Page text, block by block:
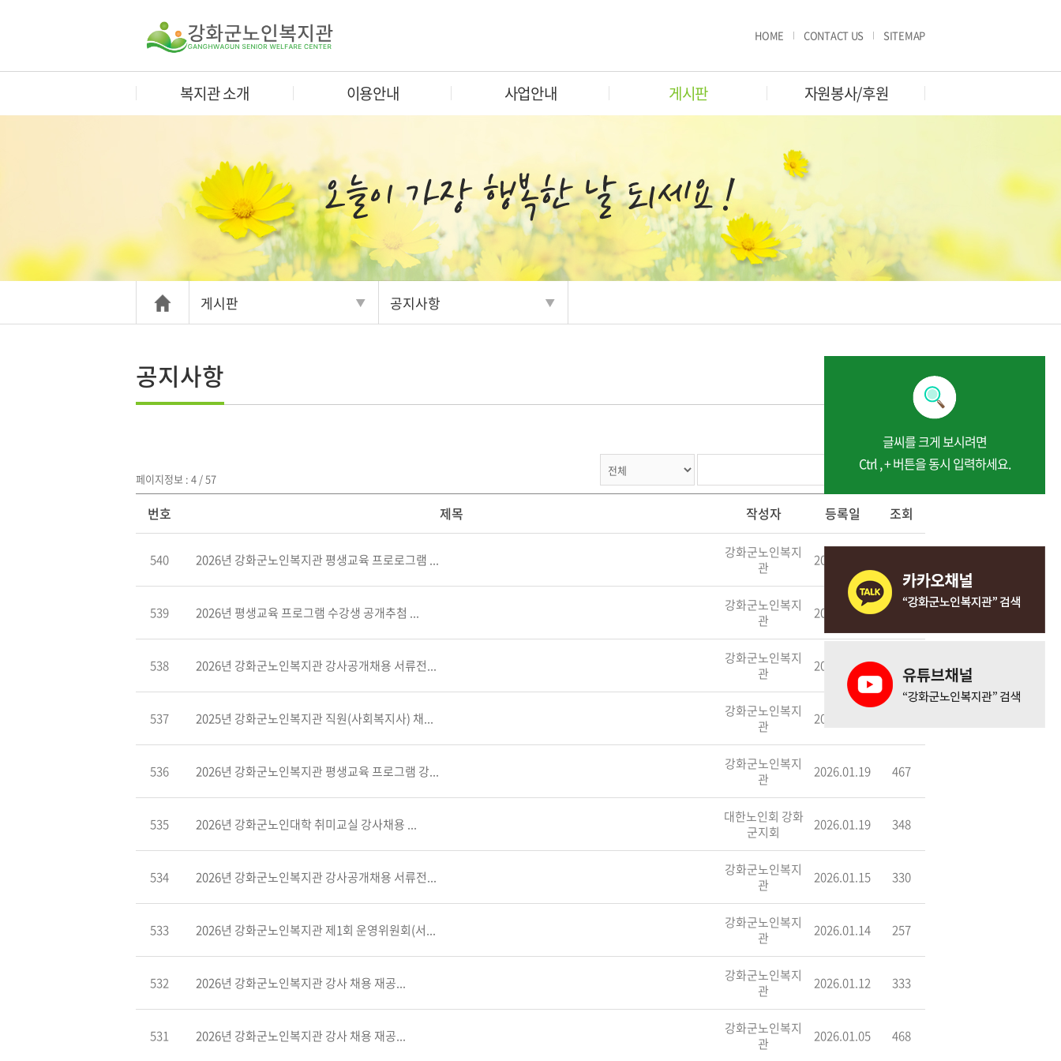
HOME CONTACT US SITEMAP
복지관 소개 이용안내 사업안내 게시판 자원봉사/후원
게시판 공지사항
공지사항
페이지정보 : 4 / 57
검색
번호 제목 작성자 등록일 조회
540 2026년 강화군노인복지관 평생교육 프로로그램 ...
강화군노인복지
관
2026.01.23
539 2026년 평생교육 프로그램 수강생 공개추첨 ...
강화군노인복지
관
2026.01.23 1,801
538 2026년 강화군노인복지관 강사공개채용 서류전...
강화군노인복지
관
2026.01.21 395
537 2025년 강화군노인복지관 직원(사회복지사) 채...
강화군노인복지
관
2026.01.20
536 2026년 강화군노인복지관 평생교육 프로그램 강...
강화군노인복지
관
2026.01.19 467
535 2026년 강화군노인대학 취미교실 강사채용 ...
대한노인회 강화
군지회
2026.01.19 348
534 2026년 강화군노인복지관 강사공개채용 서류전...
강화군노인복지
관
2026.01.15 330
533 2026년 강화군노인복지관 제1회 운영위원회(서...
강화군노인복지
관
2026.01.14 257
532 2026년 강화군노인복지관 강사 채용 재공...
강화군노인복지
관
2026.01.12 333
531 2026년 강화군노인복지관 강사 채용 재공...
강화군노인복지
관
2026.01.05 468
글씨를 크게 보시려면
Ctrl , + 버튼을 동시 입력하세요.